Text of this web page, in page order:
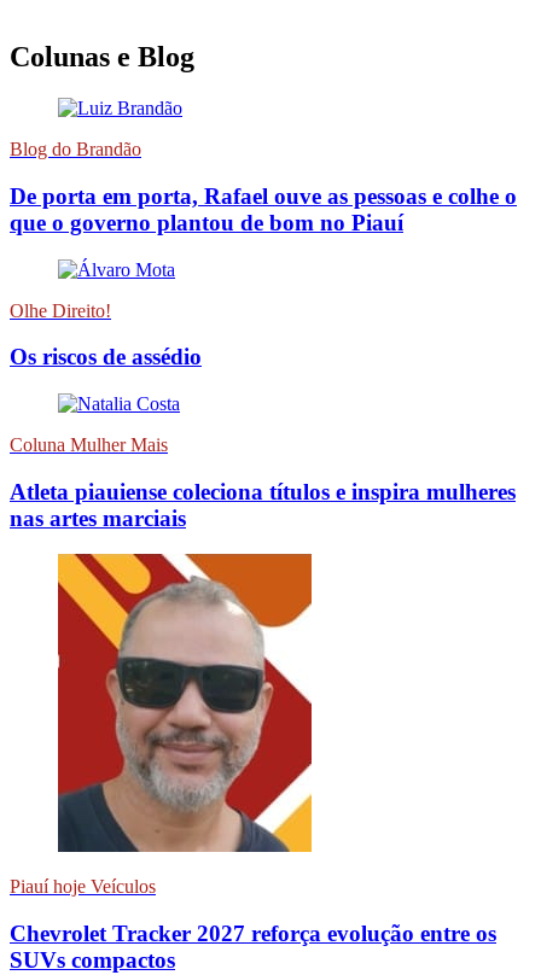
Colunas e Blog
Blog do Brandão
De porta em porta, Rafael ouve as pessoas e colhe o
que o governo plantou de bom no Piauí
Olhe Direito!
Os riscos de assédio
Coluna Mulher Mais
Atleta piauiense coleciona títulos e inspira mulheres
nas artes marciais
Piauí hoje Veículos
Chevrolet Tracker 2027 reforça evolução entre os
SUVs compactos